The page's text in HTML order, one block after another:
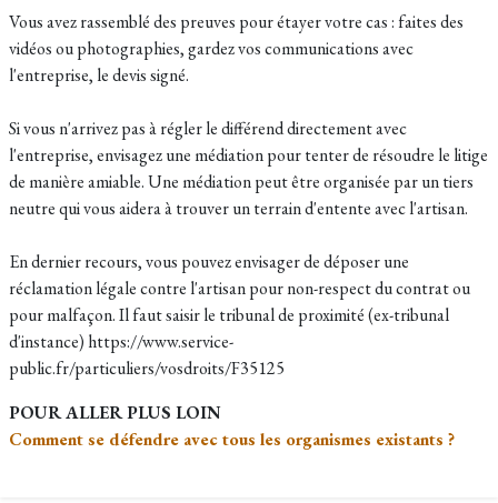
Vous avez rassemblé des preuves pour étayer votre cas : faites des
vidéos ou photographies, gardez vos communications avec
l'entreprise, le devis signé.
Si vous n'arrivez pas à régler le différend directement avec
l'entreprise, envisagez une médiation pour tenter de résoudre le litige
de manière amiable. Une médiation peut être organisée par un tiers
neutre qui vous aidera à trouver un terrain d'entente avec l'artisan.
En dernier recours, vous pouvez envisager de déposer une
réclamation légale contre l'artisan pour non-respect du contrat ou
pour malfaçon. Il faut saisir le tribunal de proximité (ex-tribunal
d'instance) https://www.service-
public.fr/particuliers/vosdroits/F35125
POUR ALLER PLUS LOIN
Comment se défendre avec tous les organismes existants ?